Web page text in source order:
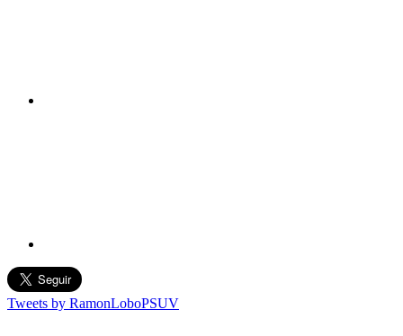
Tweets by RamonLoboPSUV